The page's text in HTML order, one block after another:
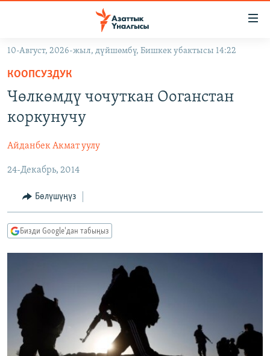
Навигацияга
өтүңүз
Издөөгө
салыңыз
ЭКОНОМИКА
МАДАНИЯТ
БОРБОР АЗИЯ
УКРАИНА
АТАЙЫН ИЛИКТӨӨ
ТВ ПРОГРАММАЛАР
БҮГҮН АЗАТТЫКТА
БИЗ ЖАНА ДҮЙНӨ
ЭЖЕ-СИҢДИЛЕР
АЗАТТЫК+
ЫҢГАЙСЫЗ СУРООЛОР
ПОДКАСТ
ӨЗГӨЧӨ ПИКИР
10-Август, 2026-жыл, дүйшөмбү, Бишкек убактысы 14:22
КООПСУЗДУК
Чөлкөмдү чочуткан Ооганстан
коркунучу
Айданбек Акмат уулу
24-Декабрь, 2014
Бөлүшүңүз
Бизди Google'дан табыңыз